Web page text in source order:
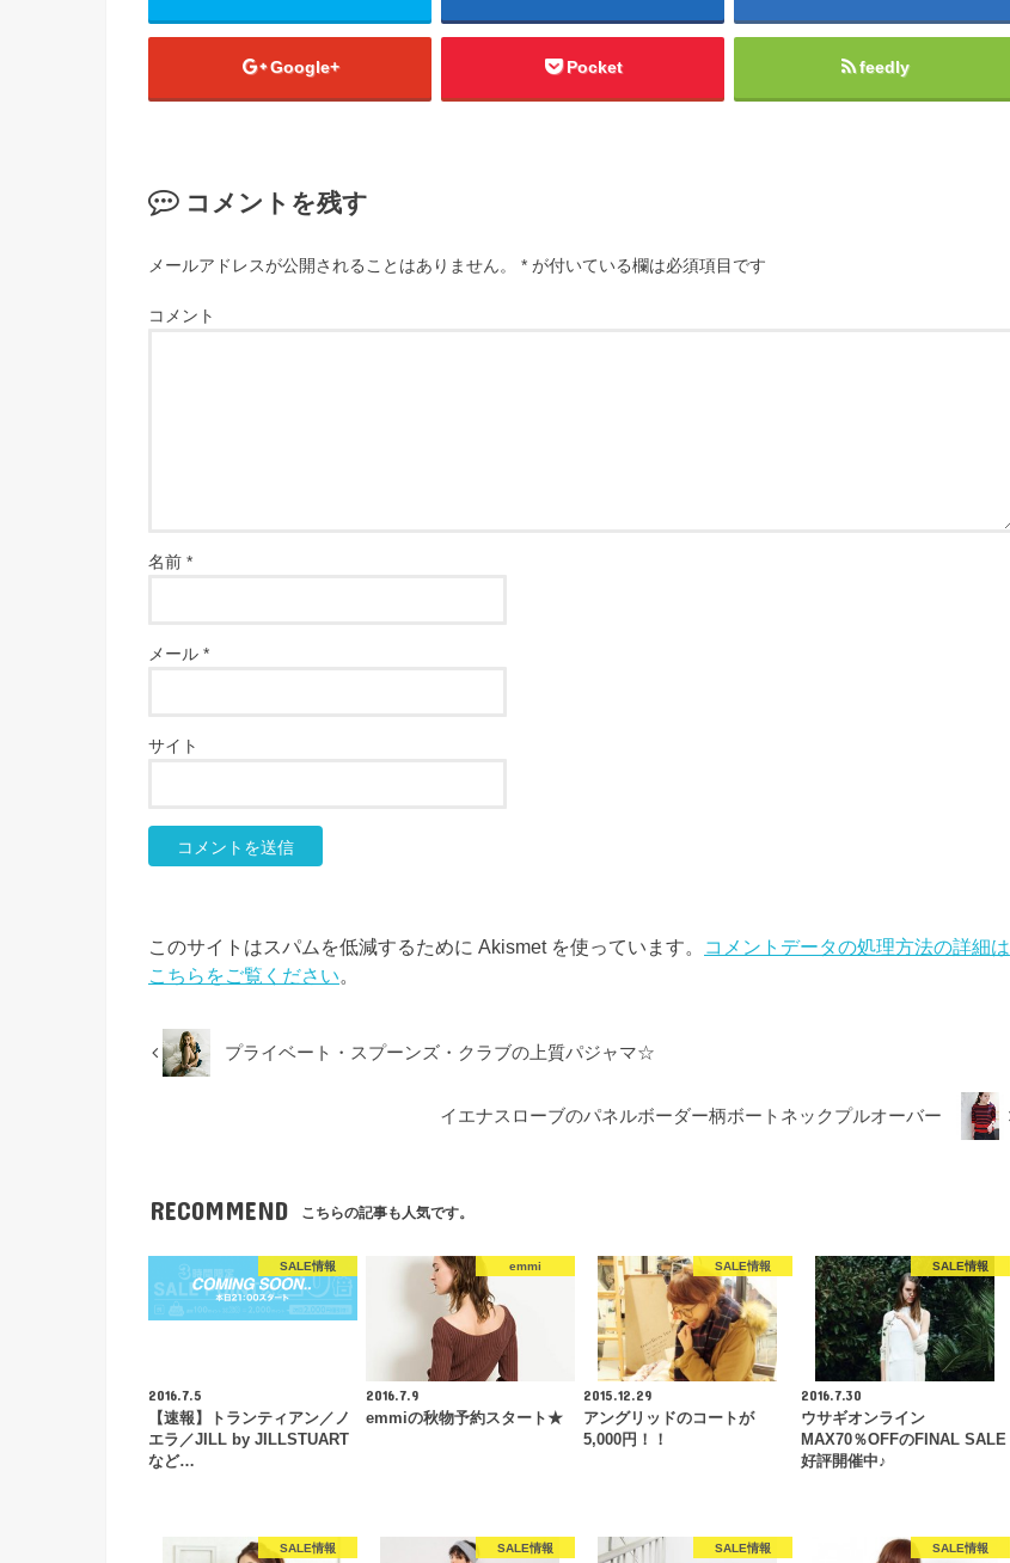
Google+ Pocket feedly
コメントを残す
メールアドレスが公開されることはありません。 * が付いている欄は必須項目です
コメント
名前 *
メール *
サイト
このサイトはスパムを低減するために Akismet を使っています。
コメントデータの処理方法の詳細は
こちらをご覧ください。
プライベート・スプーンズ・クラブの上質パジャマ☆
イエナスローブのパネルボーダー柄ボートネックプルオーバー
RECOMMEND こちらの記事も人気です。
SALE情報
2016.7.5
【速報】トランティアン／ノ
エラ／JILL by JILLSTUART
など…
emmi
2016.7.9
emmiの秋物予約スタート★
SALE情報
2015.12.29
アングリッドのコートが
5,000円！！
SALE情報
2016.7.30
ウサギオンライン
MAX70％OFFのFINAL SALE
好評開催中♪
SALE情報 SALE情報 SALE情報 SALE情報